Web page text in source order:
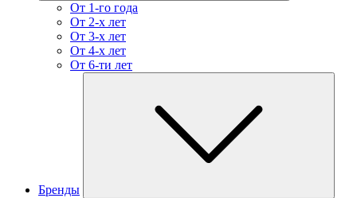
От 1-го года
От 2-х лет
От 3-х лет
От 4-х лет
От 6-ти лет
Бренды